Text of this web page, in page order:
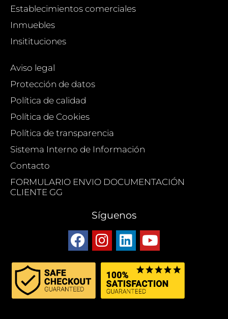
Establecimientos comerciales
Inmuebles
Insitituciones
Aviso legal
Protección de datos
Política de calidad
Política de Cookies
Política de transparencia
Sistema Interno de Información
Contacto
FORMULARIO ENVIO DOCUMENTACIÓN
CLIENTE GG
Síguenos